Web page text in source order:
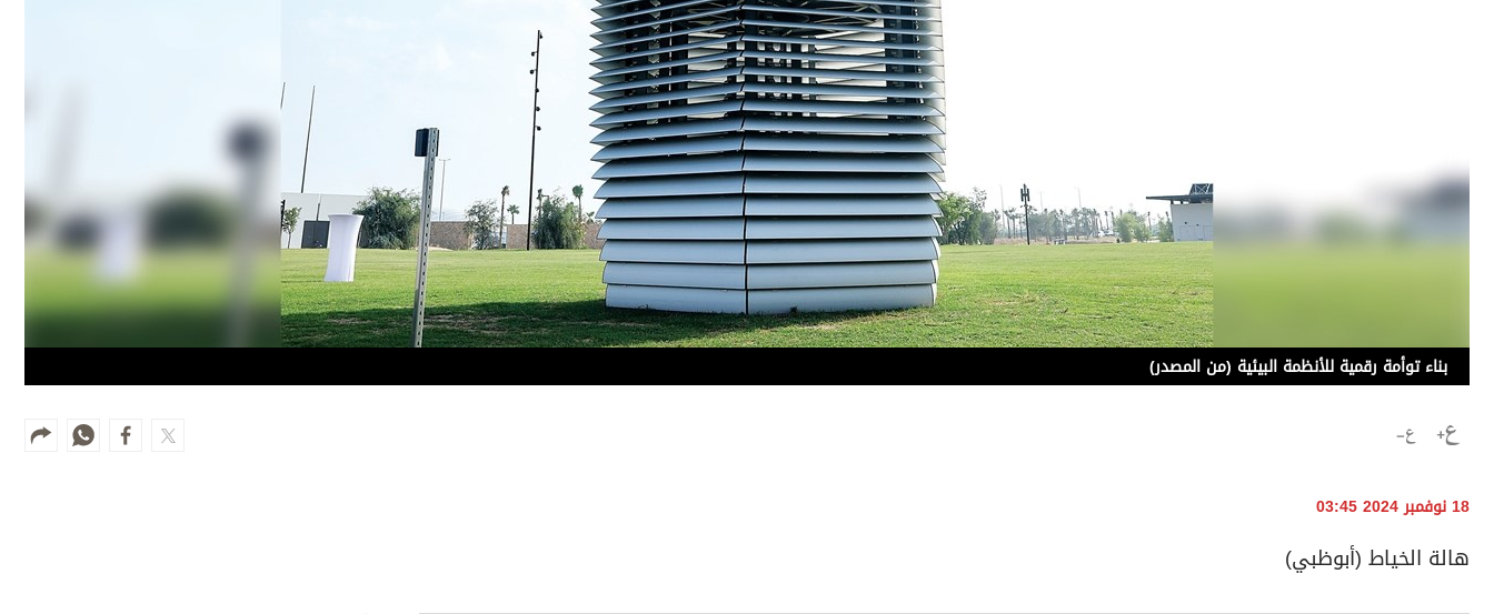
الأحوال الجوية
بناء توأمة رقمية للأنظمة البيئية (من المصدر)
18 نوفمبر 2024 03:45
هالة الخياط (أبوظبي)